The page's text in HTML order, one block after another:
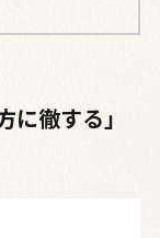
徹する」